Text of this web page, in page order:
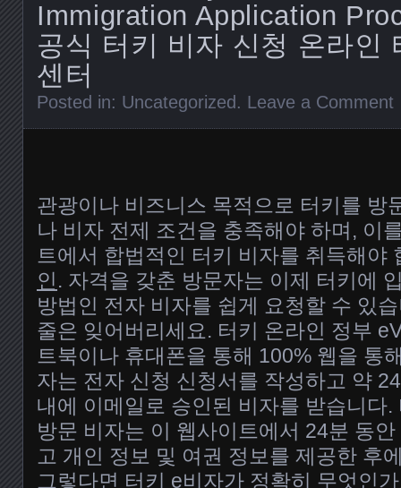
Immigration Application
공식 터키 비자 신청 온라인
센터
Posted in: Uncategorized . Leave a Comment
관광이나 비즈니스 목적으로 터키를 방
나 비자 전제 조건을 충족해야 하며, 이
트에서 합법적인 터키 비자를 취득해야
인. 자격을 갖춘 방문자는 이제 터키에
방법인 전자 비자를 쉽게 요청할 수 있
줄은 잊어버리세요. 터키 온라인 정부
트북이나 휴대폰을 통해 100% 웹을 통
자는 전자 신청 신청서를 작성하고 약
내에 이메일로 승인된 비자를 받습니다
방문 비자는 이 웹사이트에서 24분 동
고 개인 정보 및 여권 정보를 제공한 후
그렇다면 터키 e비자가 정확히 무엇인